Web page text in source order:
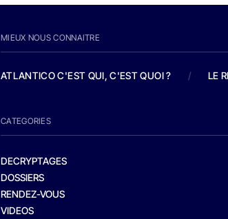
MIEUX NOUS CONNAITRE
ATLANTICO C'EST QUI, C'EST QUOI ? / LE
CATEGORIES
DECRYPTAGES
DOSSIERS
RENDEZ-VOUS
VIDEOS